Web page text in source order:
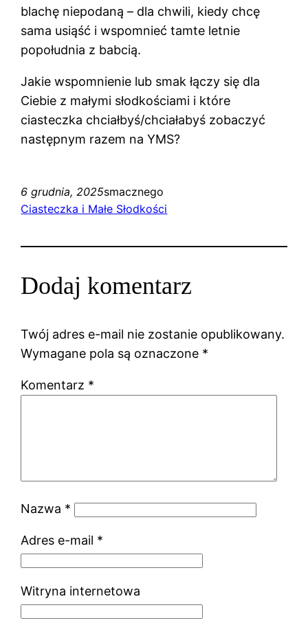
blachę niepodaną – dla chwili, kiedy chcę
sama usiąść i wspomnieć tamte letnie
popołudnia z babcią.
Jakie wspomnienie lub smak łączy się dla
Ciebie z małymi słodkościami i które
ciasteczka chciałbyś/chciałabyś zobaczyć
następnym razem na YMS?
6 grudnia, 2025smacznego
Ciasteczka i Małe Słodkości
Dodaj komentarz
Twój adres e-mail nie zostanie opublikowany.
Wymagane pola są oznaczone *
Komentarz *
Nazwa *
Adres e-mail *
Witryna internetowa